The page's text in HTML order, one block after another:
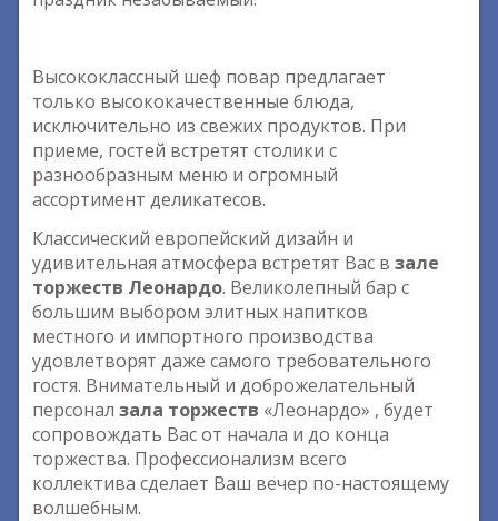
Высококлассный шеф повар предлагает
только высококачественные блюда,
исключительно из свежих продуктов. При
приеме, гостей встретят столики с
разнообразным меню и огромный
ассортимент деликатесов.
Классический европейский дизайн и
удивительная атмосфера встретят Вас в зале
торжеств Леонардо. Великолепный бар с
большим выбором элитных напитков
местного и импортного производства
удовлетворят даже самого требовательного
гостя. Внимательный и доброжелательный
персонал зала торжеств «Леонардо» , будет
сопровождать Вас от начала и до конца
торжества. Профессионализм всего
коллектива сделает Ваш вечер по-настоящему
волшебным.